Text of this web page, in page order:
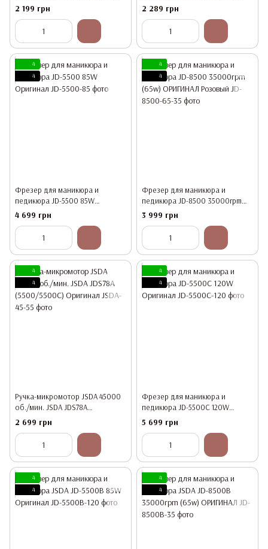
2 199 грн 2 289 грн
4
4
Фрезер для маникюра и
педикюра JD-5500 85W
Оригинал
4 699 грн
4
4
Фрезер для маникюра и
педикюра JD-8500 35000rpm
(65w) ОРИГИНАЛ Розовый
3 999 грн
4
4
Ручка-микромотор JSDA 45000
об./мин. JSDA JDS78A
(5500/5500C) Оригинал
2 699 грн
4
4
Фрезер для маникюра и
педикюра JD-5500C 120W
Оригинал
5 699 грн
4
4
4
4